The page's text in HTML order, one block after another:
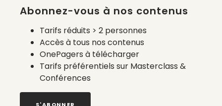
Abonnez-vous à nos contenus
Tarifs réduits > 2 personnes
Accès à tous nos contenus
OnePagers à télécharger
Tarifs préférentiels sur Masterclass &
Conférences